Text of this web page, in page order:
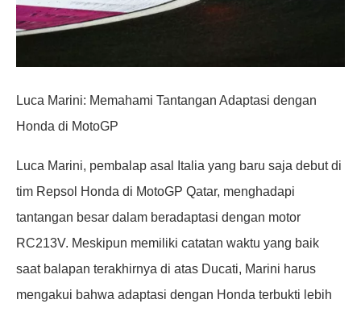
Luca Marini: Memahami Tantangan Adaptasi dengan
Honda di MotoGP
Luca Marini, pembalap asal Italia yang baru saja debut di
tim Repsol Honda di MotoGP Qatar, menghadapi
tantangan besar dalam beradaptasi dengan motor
RC213V. Meskipun memiliki catatan waktu yang baik
saat balapan terakhirnya di atas Ducati, Marini harus
mengakui bahwa adaptasi dengan Honda terbukti lebih